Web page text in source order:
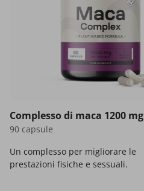
Complesso di maca 1200 mg
90 capsule
Un complesso per migliorare le
prestazioni fisiche e sessuali.